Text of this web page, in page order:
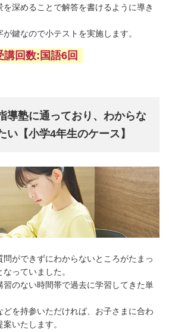
深めることで解答を書けるように導き
鍵なので小テストを実施します。
講回数: 国語6回
導塾に通っており、わからな
い【小学4年生のケース】
ができずにわからないところがたまっ
っていました。
習のない時間帯で過去に学習してきた単
を持参いただければ、お子さまに合わ
いたします。